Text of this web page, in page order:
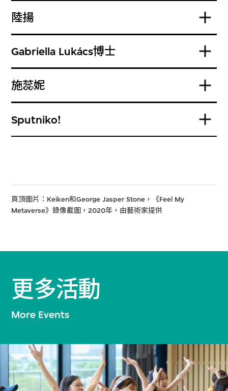
陸揚
Gabriella Lukács博士
施蕊妮
Sputniko!
頁頂圖片：Keiken和George Jasper Stone，《Feel My
Metaverse》錄像截圖，2020年，由藝術家提供
更多活動
More Events